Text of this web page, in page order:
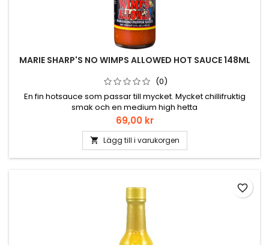
MARIE SHARP'S NO WIMPS ALLOWED HOT SAUCE 148ML
(0)
En fin hotsauce som passar till mycket. Mycket chillifruktig
smak och en medium high hetta
Pris
69,00 kr
 Lägg till i varukorgen
favorite_border